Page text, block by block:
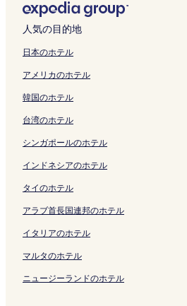
ン
ク
k
s
o
n
ペ
ー
ジ
を
く
ン
a
S
a
i
e
の
ペ
ー
を
く
ン
ク
ペ
ー
ジ
を
く
ン
ク
c
h
E
i
a
e
の
ペ
ジ
開
リ
ン
ク
リ
ン
ク
s
t
l
ペ
ジ
を
開
く
ン
t
の
ペ
ー
を
く
リ
ン
ク
ー
ジ
を
開
リ
ク
H
I
M
A
ペ
ジ
を
開
く
ン
l
t
O
l
の
ペ
ー
ジ
開
リ
ク
t
H
t
l
ペ
ー
ジ
を
く
ン
o
s
i
a
ペ
ー
ジ
を
く
ン
l
O
o
i
h
i
の
ペ
ジ
開
リ
ン
ク
l
H
t
l
ペ
ー
ジ
を
く
ン
X
B
U
D
E
M
i
h
a
a
k
m
a
e
の
ー
A
W
A
S
の
ー
ジ
を
開
リ
ク
u
e
t
o
s
e
M
i
a
a
h
i
-
t
i
t
e
M
h
r
a
の
ペ
ジ
開
リ
ン
ク
人気の目的地
日本のホテル
アメリカのホテル
韓国のホテル
台湾のホテル
シンガポールのホテル
インドネシアのホテル
タイのホテル
アラブ首長国連邦のホテル
イタリアのホテル
マルタのホテル
ニュージーランドのホテル